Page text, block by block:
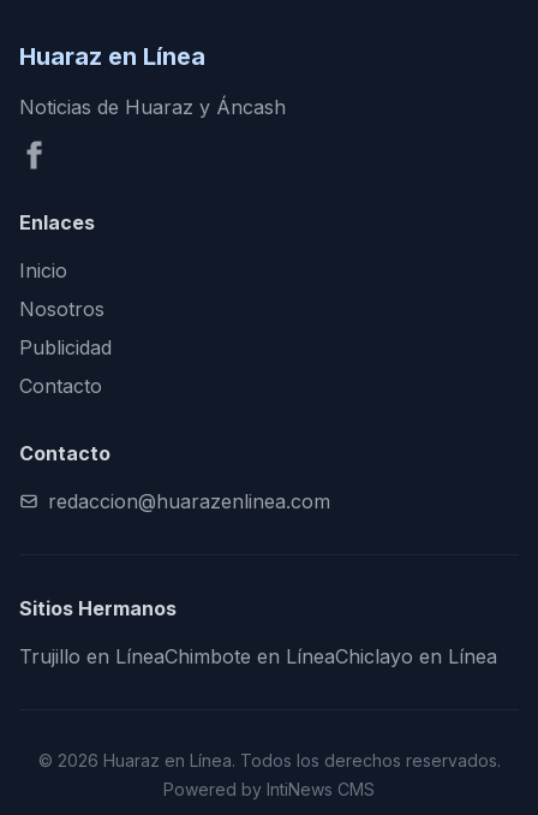
Huaraz en Línea
Noticias de Huaraz y Áncash
Enlaces
Inicio
Nosotros
Publicidad
Contacto
Contacto
redaccion@huarazenlinea.com
Sitios Hermanos
Trujillo en LíneaChimbote en LíneaChiclayo en Línea
© 2026 Huaraz en Línea. Todos los derechos reservados.
Powered by IntiNews CMS